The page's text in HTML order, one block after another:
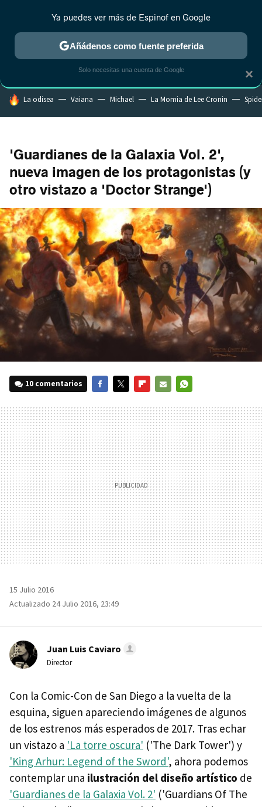
MENÚ NUEVO
ESTRENOS REALITY ANIME RANKINGS CINE
HOY SE HABLA DE
La odisea Vaiana Michael La Momia de Lee Cronin
'Guardianes de la Galaxia Vol. 2',
nueva imagen de los protagonistas (y
otro vistazo a 'Doctor Strange')
10 comentarios
MAIL
15 Julio 2016
Actualizado 24 Julio 2016, 23:49
Juan Luis Caviaro
Director
Con la Comic-Con de San Diego a la vuelta de la
esquina, siguen apareciendo imágenes de algunos
de los estrenos más esperados de 2017. Tras echar
un vistazo a 'La torre oscura' ('The Dark Tower') y
'King Arhur: Legend of the Sword', ahora podemos
contemplar una ilustración del diseño artístico de
'Guardianes de la Galaxia Vol. 2' ('Guardians Of The
×
Ya puedes ver más de Espinof en Google
Añádenos como fuente preferida
Solo necesitas una cuenta de Google